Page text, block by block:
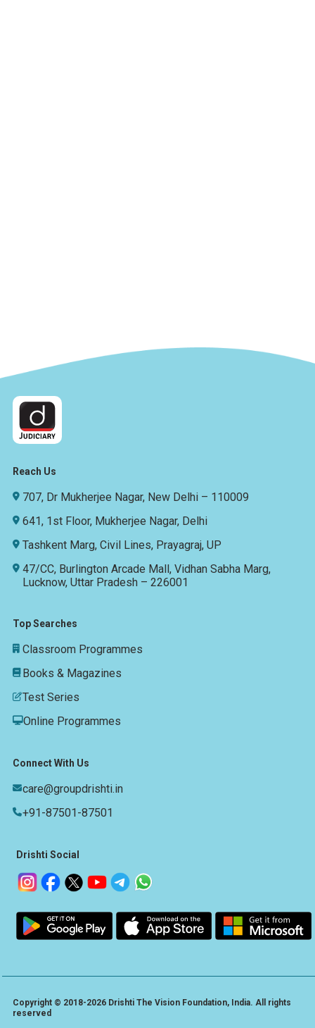
Reach Us
707, Dr Mukherjee Nagar, New Delhi – 110009
641, 1st Floor, Mukherjee Nagar, Delhi
Tashkent Marg, Civil Lines, Prayagraj, UP
47/CC, Burlington Arcade Mall, Vidhan Sabha Marg,
Lucknow, Uttar Pradesh – 226001
Top Searches
Classroom Programmes
Books & Magazines
Test Series
Online Programmes
Connect With Us
care@groupdrishti.in
+91-87501-87501
Drishti Social
Copyright © 2018-2026 Drishti The Vision Foundation, India. All rights
reserved